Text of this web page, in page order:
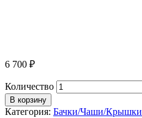
6 700 ₽
Количество
В корзину
Категория: Бачки/Чаши/Крышки